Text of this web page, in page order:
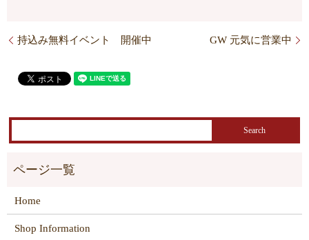
持込み無料イベント 開催中 GW 元気に営業中
Home
Shop Information